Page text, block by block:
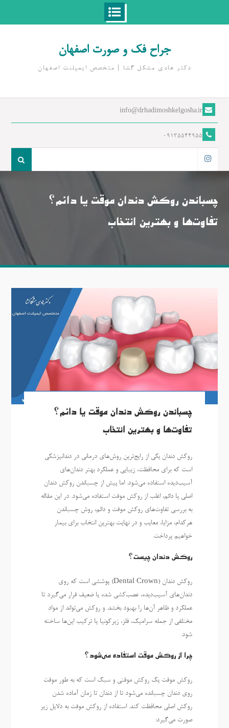
جراح فک و صورت اصفهان
دکتر هادی مشکل گشا | متخصص ايمپلنت اصفهان
info@drhadimoshkelgosha.ir
09135544955
چسباندن روکش دندان موقت یا دائم؟
تفاوت‌ها و بهترین انتخاب
چسباندن روکش دندان موقت یا دائم؟
تفاوت‌ها و بهترین انتخاب
روکش دندان یکی از رایج‌ترین روش‌های درمانی در دندانپزشکی
است که برای محافظت، زیبایی و عملکرد بهتر دندان‌های
آسیب‌دیده استفاده می‌شود. اما پیش از چسباندن روکش دندان
اصلی یا دائم، اغلب از روکش موقت استفاده می‌شود. در این مقاله
به بررسی تفاوت‌های روکش موقت و دائم، روش چسباندن
هرکدام، مزایا، معایب و در نهایت بهترین انتخاب برای بیمار
خواهیم پرداخت.
روکش دندان چیست؟
روکش دندان (Dental Crown) پوششی است که روی
دندان‌های آسیب‌دیده، عصب‌کشی شده یا ضعیف قرار می‌گیرد تا
عملکرد و ظاهر آن‌ها را بهبود بخشد. و روکش می‌تواند از مواد
مختلفی از جمله سرامیک، فلز، زیرکونیا یا ترکیب این‌ها ساخته
شود.
چرا از روکش موقت استفاده می‌شود؟
روکش موقت یک روکش موقتی و سبک است که به طور موقت
روی دندان چسبانده می‌شود تا از دندان تا زمان آماده شدن
روکش اصلی محافظت کند. استفاده از روکش موقت به دلایل زیر
صورت می‌گیرد: